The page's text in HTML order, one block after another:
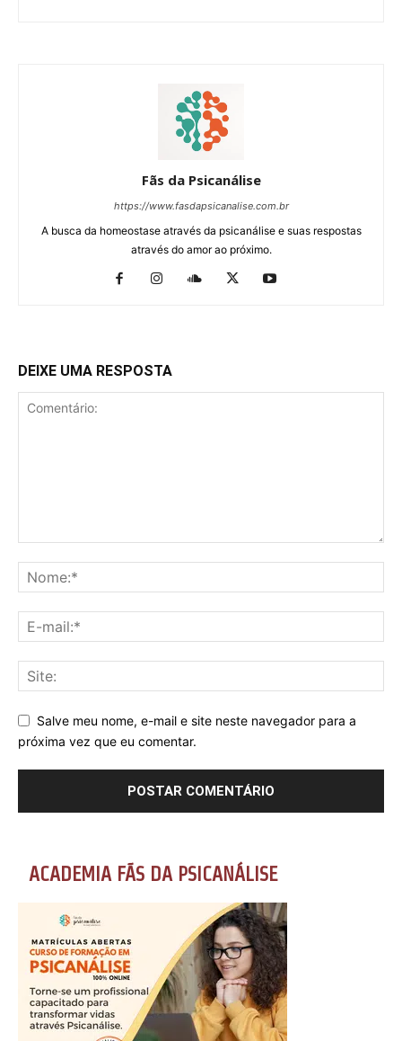
Fãs da Psicanálise
https://www.fasdapsicanalise.com.br
A busca da homeostase através da psicanálise e suas respostas
através do amor ao próximo.
DEIXE UMA RESPOSTA
Salve meu nome, e-mail e site neste navegador para a
próxima vez que eu comentar.
ACADEMIA FÃS DA PSICANÁLISE